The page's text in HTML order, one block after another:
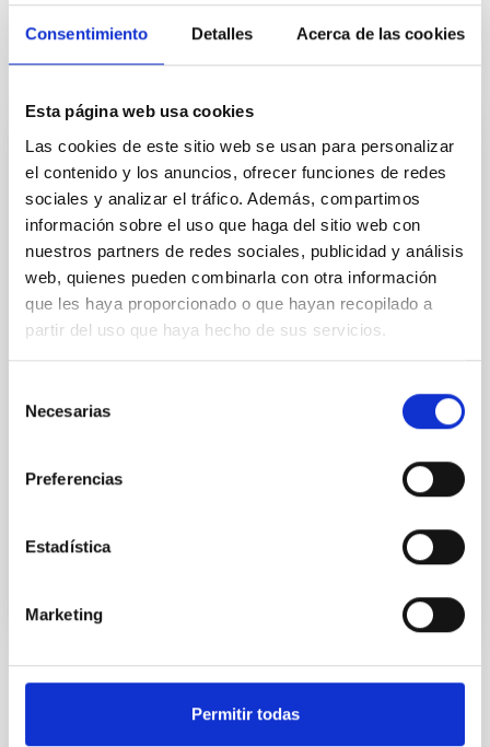
Consentimiento Detalles Acerca de las cookies
Esta página web usa cookies
Las cookies de este sitio web se usan para personalizar
el contenido y los anuncios, ofrecer funciones de redes
sociales y analizar el tráfico. Además, compartimos
información sobre el uso que haga del sitio web con
nuestros partners de redes sociales, publicidad y análisis
web, quienes pueden combinarla con otra información
que les haya proporcionado o que hayan recopilado a
partir del uso que haya hecho de sus servicios.
Necesarias
Preferencias
Estadística
Marketing
Permitir todas
Tribunal titular
Presidente/a Sra.
Irene
Instituto de Astrofísica de
Canarias (IAC)
GERENTE DEL ÁREA DE
INVESTIGACIÓN